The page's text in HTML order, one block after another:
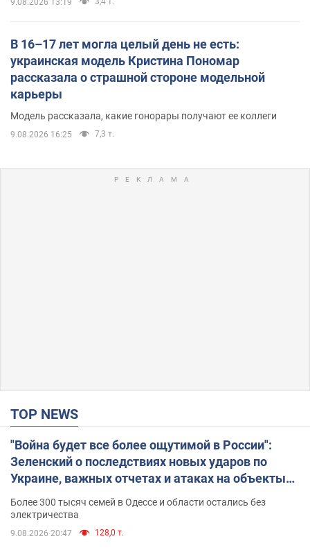
В 16–17 лет могла целый день не есть:
украинская модель Кристина Пономар
рассказала о страшной стороне модельной
карьеры
Модель рассказала, какие гонорары получают ее коллеги
9.08.2026 16:25 7,3 т.
TOP NEWS
"Война будет все более ощутимой в России":
Зеленский о последствиях новых ударов по
Украине, важных отчетах и атаках на объекты
противника. Видео
Более 300 тысяч семей в Одессе и области остались без
электричества
9.08.2026 20:47 128,0 т.